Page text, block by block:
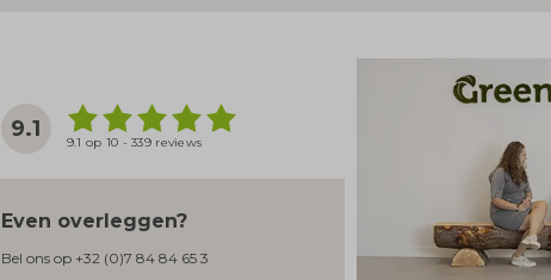
9.1
9.1 op 10 - 339 reviews
Even overleggen?
Bel ons op +32 (0)7 84 84 65 3